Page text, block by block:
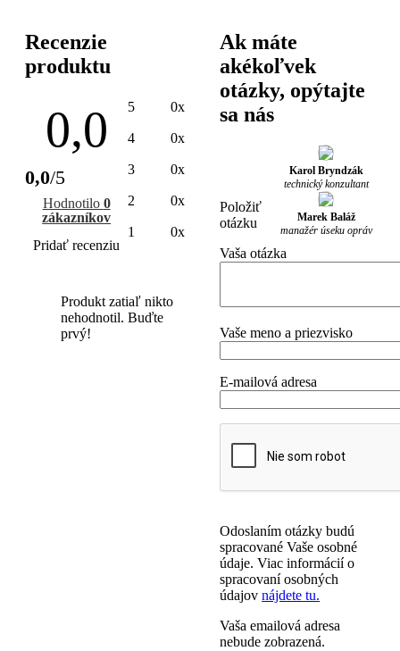
Recenzie
produktu
0,0
0,0/5
Hodnotilo 0
zákazníkov
Pridať recenziu
5 0x
4 0x
3 0x
2 0x
1 0x
Produkt zatiaľ nikto
nehodnotil. Buďte
prvý!
Ak máte
akékoľvek
otázky, opýtajte
sa nás
Karol Bryndzák
technický konzultant
Marek Baláž
manažér úseku opráv
Položiť
otázku
Vaša otázka
Vaše meno a priezvisko
E-mailová adresa
Odoslaním otázky budú
spracované Vaše osobné
údaje. Viac informácií o
spracovaní osobných
údajovnájdete tu.
Vaša emailová adresa
nebude zobrazená.